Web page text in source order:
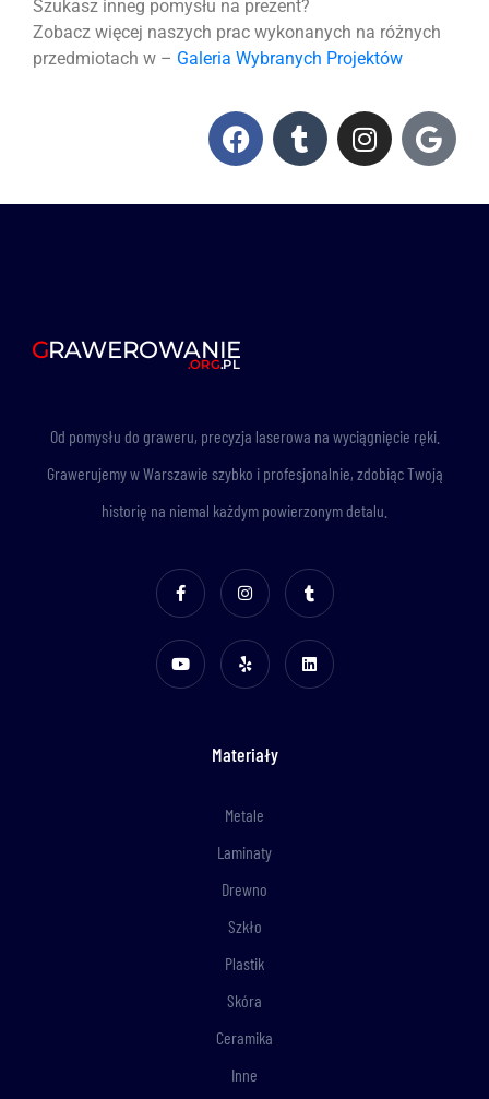
Szukasz inneg pomysłu na prezent?
Zobacz więcej naszych prac wykonanych na różnych
przedmiotach w – Galeria Wybranych Projektów
Od pomysłu do graweru, precyzja laserowa na wyciągnięcie ręki.
Grawerujemy w Warszawie szybko i profesjonalnie, zdobiąc Twoją
historię na niemal każdym powierzonym detalu.
Materiały
Metale
Laminaty
Drewno
Szkło
Plastik
Skóra
Ceramika
Inne